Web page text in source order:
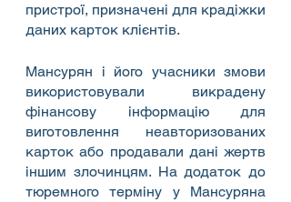
пристрої, призначені для крадіжки
даних карток клієнтів.
Мансурян і його учасники змови
використовували викрадену
фінансову інформацію для
виготовлення неавторизованих
карток або продавали дані жертв
іншим злочинцям. На додаток до
тюремного терміну у Мансуряна